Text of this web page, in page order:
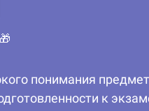
понимания
к